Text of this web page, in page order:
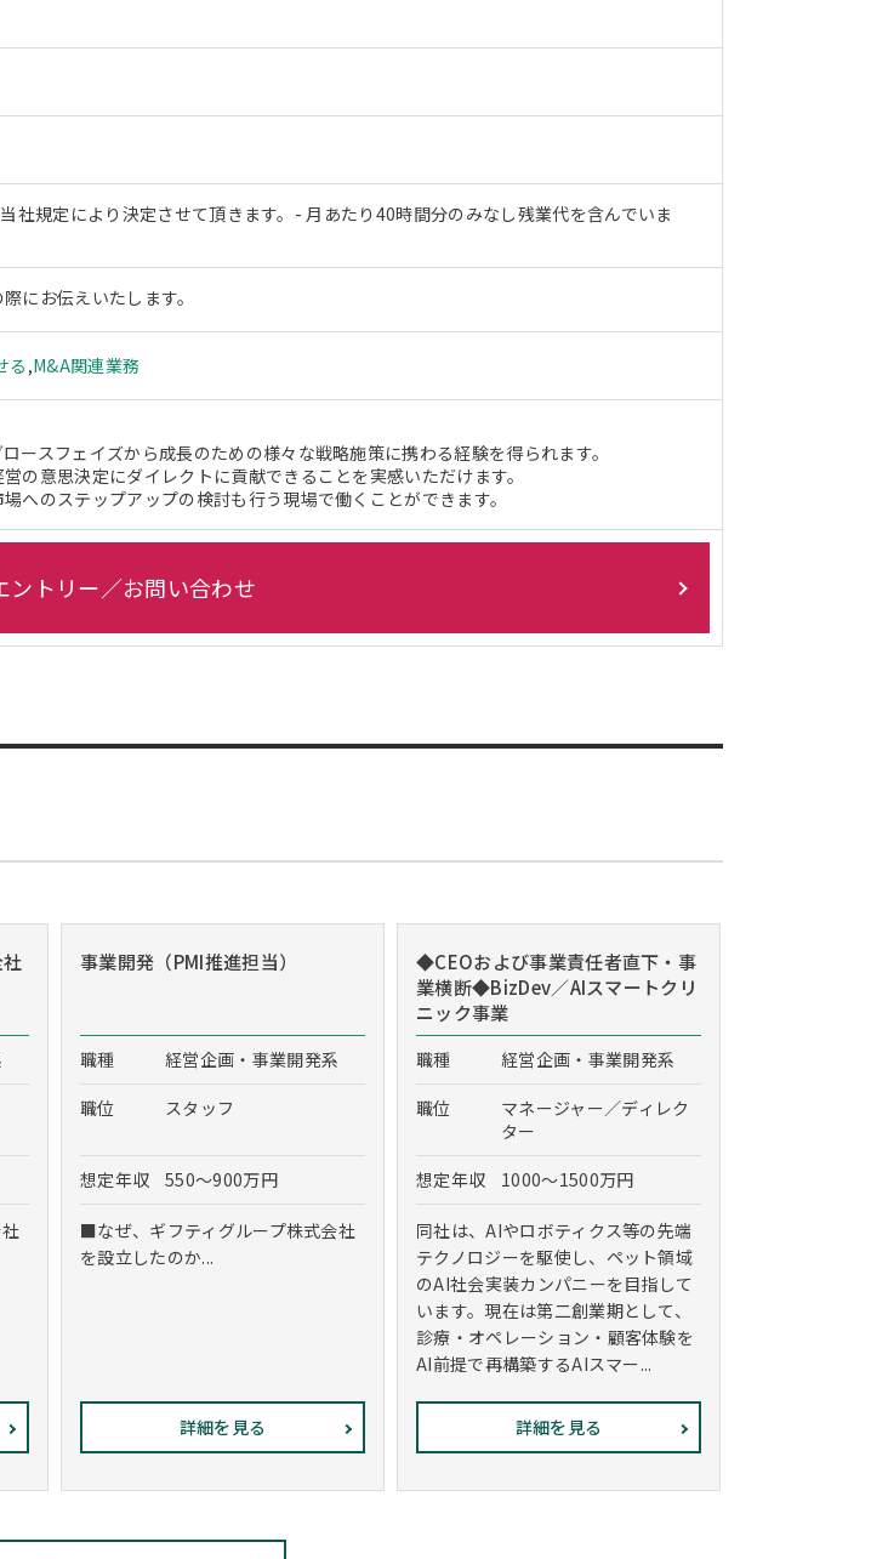
社規定により決定させて頂きます。- 月あたり40時間分のみなし残業代を含んでいま
にお伝えいたします。
る ,M&A関連業務
ースフェイズから成長のための様々な戦略施策に携わる経験を得られます。
の意思決定にダイレクトに貢献できることを実感いただけます。
へのステップアップの検討も行う現場で働くことができます。
ントリー／お問い合わせ
事業開発（PMI推進担当）
職種
経営企画・事業開発系
職位
スタッフ
想定年収 550～900万円
■なぜ、ギフティグループ株式会社
を設立したのか...
詳細を見る
◆CEOおよび事業責任者直下・事
業横断◆BizDev／AIスマートクリ
ニック事業
職種
経営企画・事業開発系
職位
マネージャー／ディレク
ター
想定年収
1000～1500万円
同社は、AIやロボティクス等の先端
テクノロジーを駆使し、ペット領域
のAI社会実装カンパニーを目指して
います。現在は第二創業期として、
診療・オペレーション・顧客体験を
AI前提で再構築するAIスマー...
詳細を見る